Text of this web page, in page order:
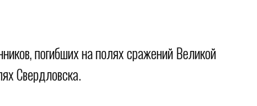
погибших на полях сражений Великой
Свердловска.